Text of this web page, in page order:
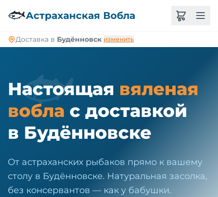
🐟Астраханская Вобла
Доставка в Будённовск изменить
🐟
Настоящая вяленая
вобла с доставкой
в Будённовске
От астраханских рыбаков прямо к вашему
столу в Будённовске. Натуральная засолка,
без консервантов — как у бабушки.